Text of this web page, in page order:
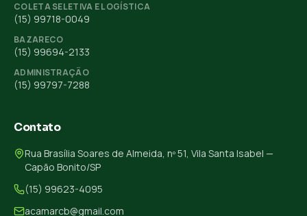
COLETA SELETIVA E LOGÍSTICA
(15) 99718-0049
BAZARECO
(15) 99694-2133
ADMINISTRAÇÃO
(15) 99797-7288
Contato
Rua Brasília Soares de Almeida, nº 51, Vila Santa Isabel —
Capão Bonito/SP
(15) 99623-4095
acamarcb@gmail.com